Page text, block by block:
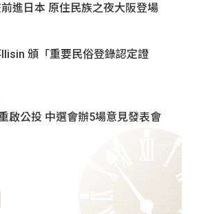
進日本 原住民族之夜大阪登場
頒「重要民俗登錄認定證
啟公投 中選會辦5場意見發表會